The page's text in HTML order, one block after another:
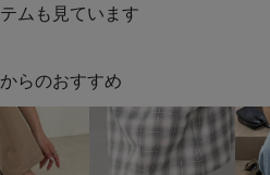
ムも見ています
らのおすすめ